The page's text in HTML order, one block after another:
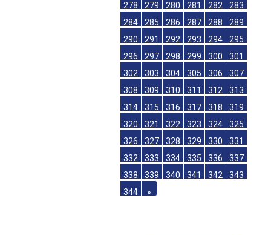
278
279 280 281 282
283
284
285 286 287 288
289
290
291 292 293 294
295
296
297 298 299 300
301
302
303 304 305 306
307
308
309 310 311 312
313
314
315 316 317 318
319
320
321 322 323 324
325
326
327 328 329 330
331
332
333 334 335 336
337
338
339 340 341 342
343
344
»